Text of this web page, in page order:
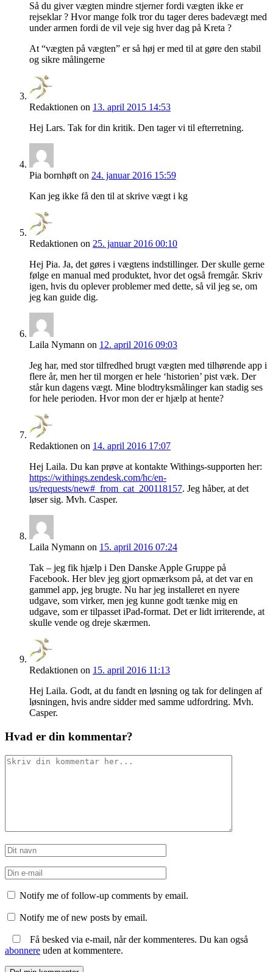
Så du giver vægten mindre stjerner fordi vægten ikke er
rejseklar ? Hvor mange folk tror du tager deres badevægt med
under armen fordi de vil veje sig hver dag på Kreta ?
At “vægten på vægten” er så høj er med til at gøre den stabil
og sikre målingerne
Redaktionen on 13. april 2015 14:53
Hej Lars. Tak for din kritik. Den tager vi til efterretning.
Pia bornhøfton 24. januar 2016 15:59
Kan jeg ikke få den til at skrive vægt i kg
Redaktionen on 25. januar 2016 00:10
Hej Pia. Ja, det gøres i vægtens indstillinger. Der skulle gerne
følge en manual med produktet, hvor det også fremgår. Skriv
igen, hvis du oplever problemer med dette, så vil jeg se, om
jeg kan guide dig.
Laila Nymann on 12. april 2016 09:03
Jeg har, med stor tilfredhed brugt vægten med tilhørende app i
flere år, men her til morgen er hele ‘historien’ pist væk. Der
står kun dagens vægt. Mine blodtryksmålinger kan stadig ses
for hele perioden. Hvor mon der er hjælp at hente?
Redaktionen on 14. april 2016 17:07
Hej Laila. Du kan prøve at kontakte Withings-supporten her:
https://withings.zendesk.com/hc/en-
us/requests/new#_from_cat_200118157. Jeg håber, at det
løser sig. Mvh. Casper.
Laila Nymann on 15. april 2016 07:24
Tak – jeg fik hjælp i Den Danske Apple Gruppe på
Facebook. Her blev jeg gjort opmærksom på, at det var en
gammel app, jeg brugte. Nu har jeg installeret en nyere
udgave, som virker, men jeg kunne godt tænke mig en
udgave, som er tilpasset iPad-format. Det er lidt irriterende, at
skulle vende og dreje skærmen.
Redaktionen on 15. april 2016 11:13
Hej Laila. Godt, at du fandt en løsning og tak for delingen af
løsningen, hvis andre sidder med samme udfordring. Mvh.
Casper.
Hvad er din kommentar?
Notify me of follow-up comments by email.
Notify me of new posts by email.
Få besked via e-mail, når der kommenteres. Du kan også
abonnere uden at kommentere.